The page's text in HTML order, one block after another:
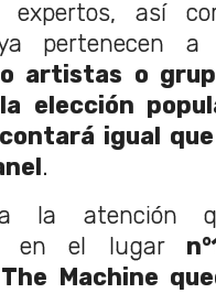
así
pertenecen a
artistas o
elección
igual que
.
la atención
en el lugar
Machine